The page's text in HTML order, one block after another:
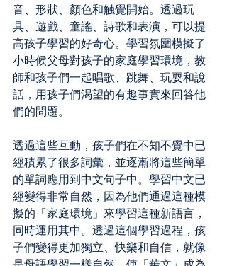
音、形狀、顏色和触覺開始。透過玩
具、遊戲、童謠、詩歌和表演，可以提
高孩子學習的好奇心。學習氛圍模擬了
小時候父母對孩子的家庭學習環境，教
師和孩子們一起唱歌、跳舞、玩耍和說
話，用孩子們渴望的有趣事實來回答他
們的問題。
透過這些互動，孩子們在不知不覺中已
經積累了很多詞彙，並逐漸將這些簡單
的單詞應用到中文句子中。學習中文已
經變得非常自然，因為他們通過這種模
擬的「家庭環境」來學習這種新語言，
同時運用其中。透過這個學習過程，孩
子們變得更加獨立、快樂和自信，就像